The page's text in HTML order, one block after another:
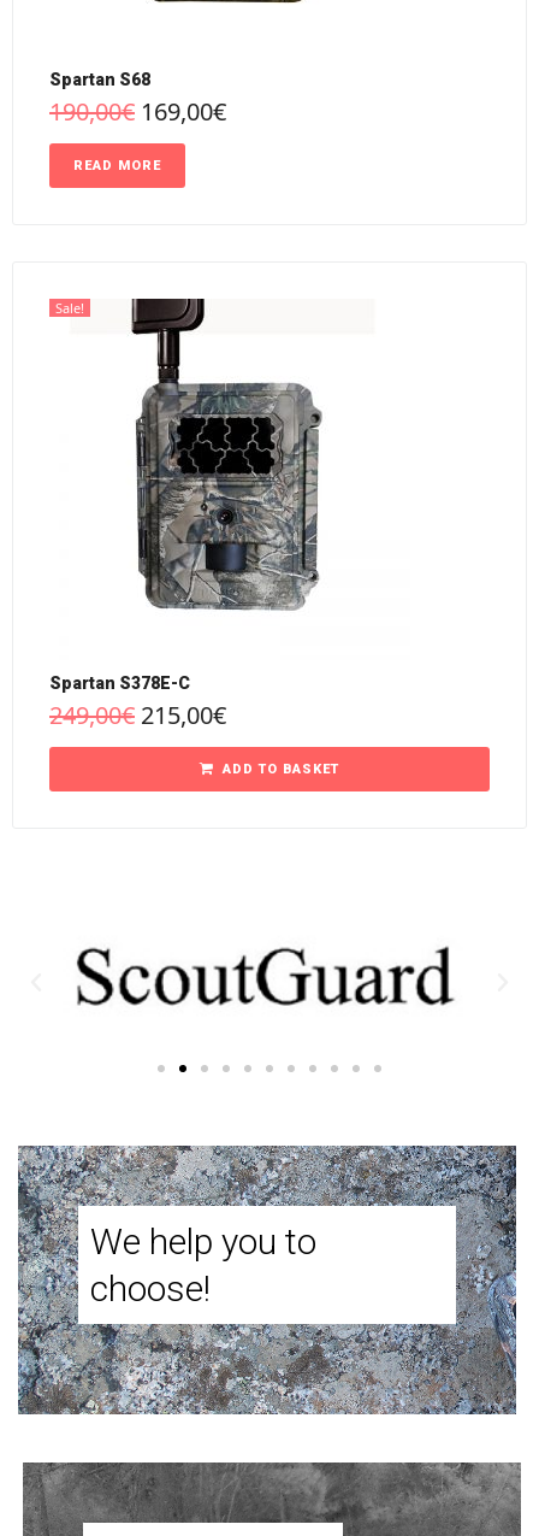
Spartan S68
190,00€ 169,00€
READ MORE
Sale!
Spartan S378E-C
249,00€ 215,00€
ADD TO BASKET
We help you to
choose!